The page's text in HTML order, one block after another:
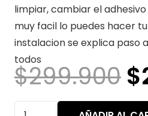
limpiar, cambiar el
muy facil lo puedes hacer
instalacion se explica paso
todos
$299.900 El
$
Prótesis